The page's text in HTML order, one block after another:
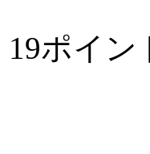
19ポイ